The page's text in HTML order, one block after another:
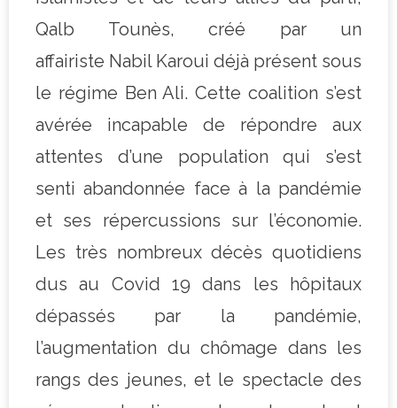
Qalb Tounès, créé par un
affairiste Nabil Karoui déjà présent sous
le régime Ben Ali. Cette coalition s’est
avérée incapable de répondre aux
attentes d’une population qui s’est
senti abandonnée face à la pandémie
et ses répercussions sur l’économie.
Les très nombreux décès quotidiens
dus au Covid 19 dans les hôpitaux
dépassés par la pandémie,
l’augmentation du chômage dans les
rangs des jeunes, et le spectacle des